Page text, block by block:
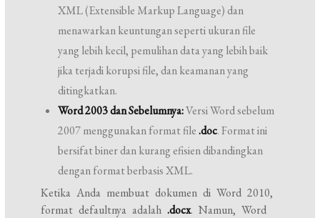
XML (Extensible Markup Language) dan
menawarkan keuntungan seperti ukuran file
yang lebih kecil, pemulihan data yang lebih baik
jika terjadi korupsi file, dan keamanan yang
ditingkatkan.
Word 2003 dan Sebelumnya:Versi Word sebelum
2007 menggunakan format file.doc. Format ini
bersifat biner dan kurang efisien dibandingkan
dengan format berbasis XML.
Ketika Anda membuat dokumen di Word 2010,
format defaultnya adalah.docx. Namun, Word